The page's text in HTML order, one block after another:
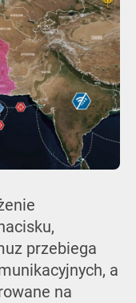
przebiega
a
na